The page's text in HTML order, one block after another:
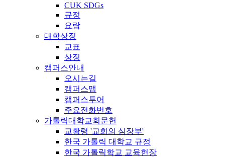
CUK SDGs
규정
요람
대학상징
교표
상징
캠퍼스안내
오시는길
캠퍼스맵
캠퍼스투어
주요전화번호
가톨릭대학교회문헌
교황령 '교회의 심장부'
한국 가톨릭 대학교 규정
한국 가톨릭학교 교육헌장